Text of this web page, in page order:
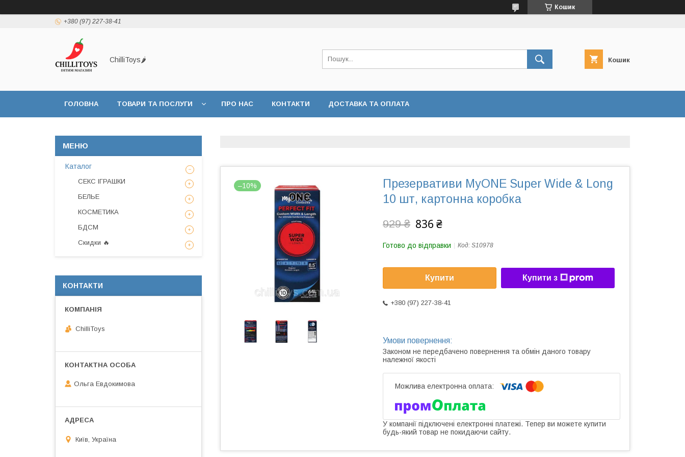
Кошик
+380 (97) 227-38-41
ChilliToys🌶️ Кошик
ГОЛОВНА ТОВАРИ ТА ПОСЛУГИ ПРО НАС КОНТАКТИ ДОСТАВКА ТА ОПЛАТА
–10%
Презервативи MyONE Super Wide & Long
10 шт, картонна коробка
929 ₴ 836 ₴
Готово до відправки Код: S10978
Купити Купити з
+380 (97) 227-38-41
Законом не передбачено повернення та обмін даного товару
належної якості
У компанії підключені електронні платежі. Тепер ви можете купити
будь-який товар не покидаючи сайту.
Каталог
СЕКС ІГРАШКИ
БЕЛЬЕ
КОСМЕТИКА
БДСМ
Скидки 🔥
КОНТАКТИ
ChilliToys
Ольга Евдокимова
Київ, Україна